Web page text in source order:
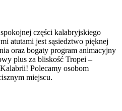
części kalabryjskiego
atutami jest sąsiedztwo pięknej
oraz bogaty program animacyjny
plus za bliskość Tropei –
Polecamy osobom
miejscu.